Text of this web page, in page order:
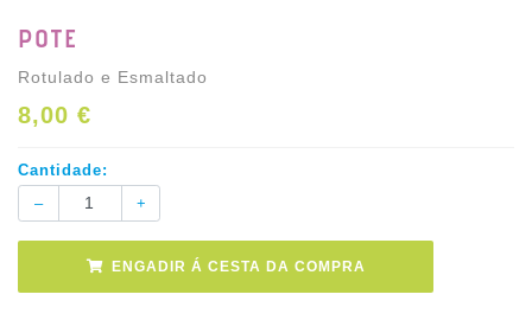
POTE
Rotulado e Esmaltado
8,00 €
Cantidade:
ENGADIR Á CESTA DA COMPRA